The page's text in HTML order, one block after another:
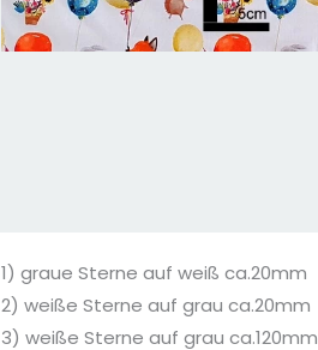
1) graue Sterne auf weiß ca.20mm
2) weiße Sterne auf grau ca.20mm
3) weiße Sterne auf grau ca.120mm